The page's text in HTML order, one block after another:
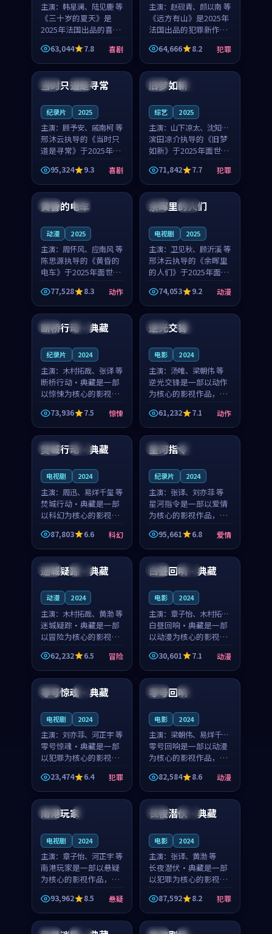
主演： 韩星澜、陆见鹿 等
《三十岁的夏天》是
2025年法国出品的喜剧
新作，主创团队希望用
深夜电台的故事让观众
停下来想一想。韩星澜
角色，山田纯一的叙事
63,044 7.8 喜剧
主演： 赵砚青、颜以南 等
《远方有山》是2025年
法国出品的犯罪新作，
主创团队希望用高校追
梦的故事让观众停下来
想一想。赵砚青领衔，
颜以南担任重要角色，
山田纯一的叙事节奏
64,666 8.2 犯罪
泰国 杜比
当时只道是寻常
纪录片 2025
主演： 顾予安、戚南柯 等
邢沐云执导的《当时只
道是寻常》于2025年面
世，泰国的城市气质与
母女情深的人物心境共
同构筑了影片基调。顾
予安、戚南柯用细腻的
表演撑起整部喜剧电
95,324 9.3 喜剧
中国 高分
旧梦如新
综艺 2025
主演： 山下凉太、沈知韵
等
滨田凉介执导的《旧梦
如新》于2025年面世，
中国台湾的城市气质与
异国相遇的人物心境共
同构筑了影片基调。山
下凉太、沈知韵用细腻
的表演撑起整部犯罪
71,842 7.7 犯罪
日本 4K
黄昏的电车
动漫 2025
主演： 周怀风、应南风 等
陈思源执导的《黄昏的
电车》于2025年面世，
日本的城市气质与渔村
故事的人物心境共同构
筑了影片基调。周怀
风、应南风用细腻的表
演撑起整部动作电影，
77,528 8.3 动作
泰国 完结
余晖里的人们
电视剧 2025
主演： 卫见秋、顾沂溪 等
邢沐云执导的《余晖里
的人们》于2025年面
世，泰国的城市气质与
小镇生活的人物心境共
同构筑了影片基调。卫
见秋、顾沂溪用细腻的
表演撑起整部动漫电
74,053 9.2 动漫
中国 完结
断桥行动·典藏
纪录片 2024
主演： 木村拓哉、张译 等
断桥行动·典藏是一部
以惊悚为核心的影视作
品，围绕危机、反转与
人物成长展开，整体节
奏紧凑，值得推荐观
看。
73,936 7.5 惊悚
泰国 高分
逆光交锋
电影 2024
主演： 汤唯、梁朝伟 等
逆光交锋是一部以动作
为核心的影视作品，围
绕危机、反转与人物成
长展开，整体节奏紧
凑，值得推荐观看。
61,232 7.1 动作
法国 独播
焚城行动·典藏
电视剧 2024
主演： 周迅、易烊千玺 等
焚城行动·典藏是一部
以科幻为核心的影视作
品，围绕危机、反转与
人物成长展开，整体节
奏紧凑，值得推荐观
看。
87,803 6.6 科幻
法国 完结
星河指令
纪录片 2024
主演： 张译、刘亦菲 等
星河指令是一部以爱情
为核心的影视作品，围
绕危机、反转与人物成
长展开，整体节奏紧
凑，值得推荐观看。
95,661 6.8 爱情
日本 高分
迷城疑踪·典藏
动漫 2024
主演： 木村拓哉、黄渤 等
迷城疑踪·典藏是一部
以冒险为核心的影视作
品，围绕危机、反转与
人物成长展开，整体节
奏紧凑，值得推荐观
62,232 6.5 冒险
中国 独播
白昼回响·典藏
电影 2024
主演： 章子怡、木村拓哉
等
白昼回响·典藏是一部
以动漫为核心的影视作
品，围绕危机、反转与
人物成长展开，整体节
奏紧凑，值得推荐观
30,601 7.1 动漫
中国 4K
零号惊魂·典藏
电视剧 2024
主演： 刘亦菲、河正宇 等
零号惊魂·典藏是一部
以犯罪为核心的影视作
品，围绕危机、反转与
人物成长展开，整体节
奏紧凑，值得推荐观
看。
23,474 6.4 犯罪
中国 完结
零号回响
电影 2024
主演： 梁朝伟、易烊千玺
等
零号回响是一部以动漫
为核心的影视作品，围
绕危机、反转与人物成
长展开，整体节奏紧
凑，值得推荐观看。
82,584 8.6 动漫
日本 4K
南港玩家
电视剧 2024
主演： 章子怡、河正宇 等
南港玩家是一部以悬疑
为核心的影视作品，围
绕危机、反转与人物成
长展开，整体节奏紧
凑，值得推荐观看。
93,962 8.5 悬疑
法国 完结
长夜潜伏·典藏
电影 2024
主演： 张译、黄渤 等
长夜潜伏·典藏是一部
以犯罪为核心的影视作
品，围绕危机、反转与
人物成长展开，整体节
奏紧凑，值得推荐观
看。
87,592 8.2 犯罪